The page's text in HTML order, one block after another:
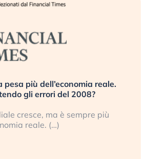
e Cina pronti a spegnere
stanno sottovalutando il
investitori tech continuano a
il (…)